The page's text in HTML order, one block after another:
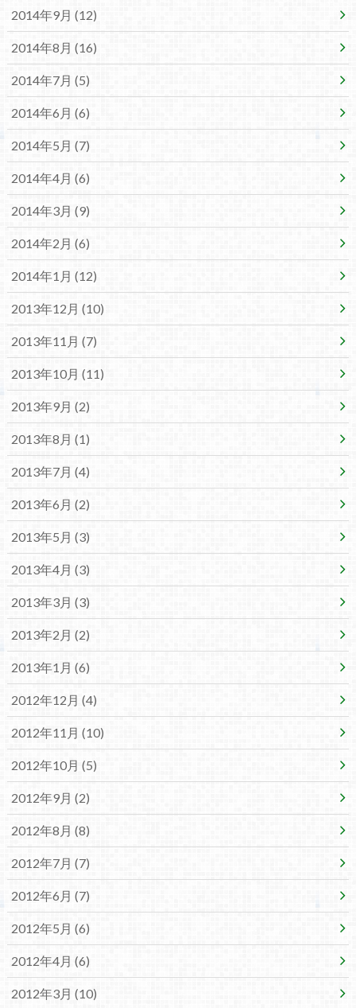
2014年9月 (12)
2014年8月 (16)
2014年7月 (5)
2014年6月 (6)
2014年5月 (7)
2014年4月 (6)
2014年3月 (9)
2014年2月 (6)
2014年1月 (12)
2013年12月 (10)
2013年11月 (7)
2013年10月 (11)
2013年9月 (2)
2013年8月 (1)
2013年7月 (4)
2013年6月 (2)
2013年5月 (3)
2013年4月 (3)
2013年3月 (3)
2013年2月 (2)
2013年1月 (6)
2012年12月 (4)
2012年11月 (10)
2012年10月 (5)
2012年9月 (2)
2012年8月 (8)
2012年7月 (7)
2012年6月 (7)
2012年5月 (6)
2012年4月 (6)
2012年3月 (10)